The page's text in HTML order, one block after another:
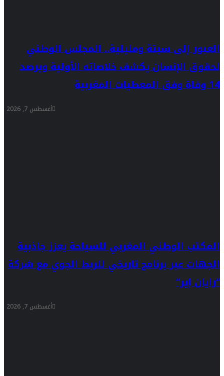
العبور إلى سبتة ومليلية.. المجلس الوطني
لحقوق الإنسان يكشف خلاصاته الأولية ويرصد
14 وفاة وفق المعطيات المغربية
أغسطس 7, 2026
المكتب الوطني المغربي للسياحة يعزز جاذبية
الجهات عبر برنامج تاريخي للربط الجوي مع شركة
“رايان إير”
أغسطس 7, 2026